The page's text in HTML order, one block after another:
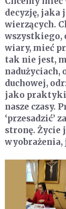
decyzję, jaka
wierzących.
wszystkiego,
wiary, mieć
tak nie jest,
nadużyciach,
duchowej,
jako praktyki
nasze czasy.
‘przesadzić’
stronę. Życie
wyobrażenia,